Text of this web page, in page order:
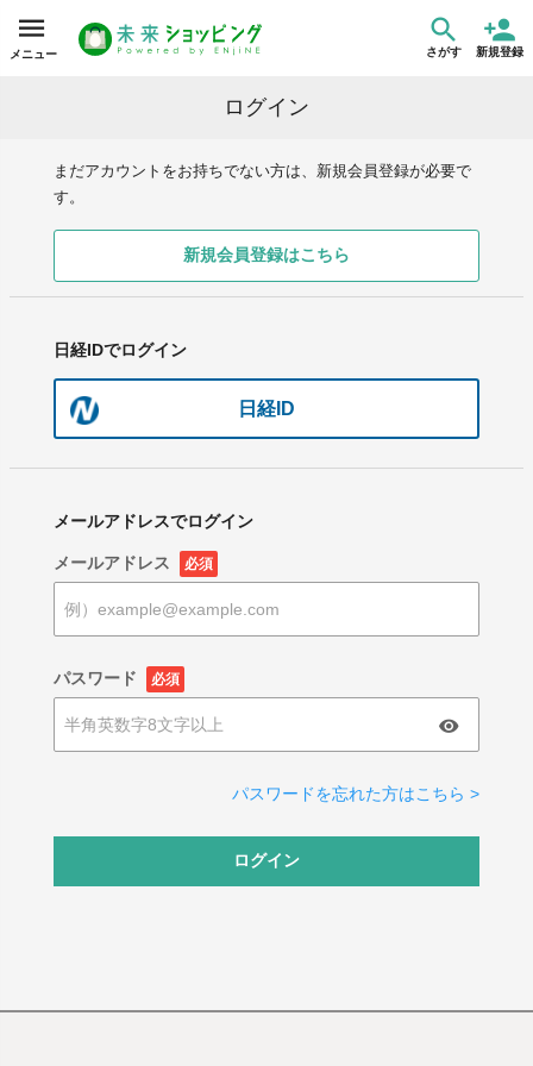
メニュー さがす 新規登録
ログイン
まだアカウントをお持ちでない方は、新規会員登録が必要で
す。
新規会員登録はこちら
日経IDでログイン
日経ID
メールアドレスでログイン
メールアドレス 必須
パスワード 必須
パスワードを忘れた方はこちら >
ログイン